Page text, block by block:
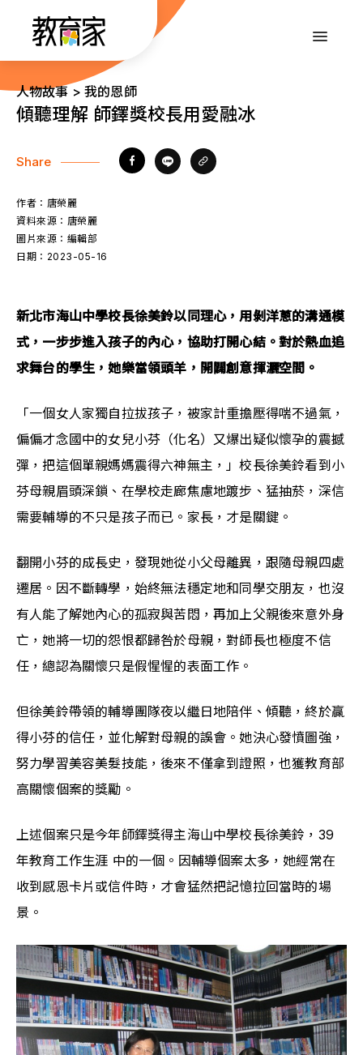
內
::: 人物故事 > 我的恩師
傾聽理解 師鐸獎校長用愛融冰
Share
作者： 唐榮麗
資料來源： 唐榮麗
圖片來源： 編輯部
日期： 2023-05-16
新北市海山中學校長徐美鈴以同理心，用剝洋蔥的溝通模
式，一步步進入孩子的內心，協助打開心結。對於熱血追
求舞台的學生，她樂當領頭羊，開闢創意揮灑空間。
「一個女人家獨自拉拔孩子，被家計重擔壓得喘不過氣，
偏偏才念國中的女兒小芬（化名）又爆出疑似懷孕的震撼
彈，把這個單親媽媽震得六神無主，」校長徐美鈴看到小
芬母親眉頭深鎖、在學校走廊焦慮地踱步、猛抽菸，深信
需要輔導的不只是孩子而已。家長，才是關鍵。
翻開小芬的成長史，發現她從小父母離異，跟隨母親四處
遷居。因不斷轉學，始終無法穩定地和同學交朋友，也沒
有人能了解她內心的孤寂與苦悶，再加上父親後來意外身
亡，她將一切的怨恨都歸咎於母親，對師長也極度不信
任，總認為關懷只是假惺惺的表面工作。
但徐美鈴帶領的輔導團隊夜以繼日地陪伴、傾聽，終於贏
得小芬的信任，並化解對母親的誤會。她決心發憤圖強，
努力學習美容美髮技能，後來不僅拿到證照，也獲教育部
高關懷個案的獎勵。
上述個案只是今年師鐸獎得主海山中學校長徐美鈴，39
年教育工作生涯 中的一個。因輔導個案太多，她經常在
收到感恩卡片或信件時，才會猛然把記憶拉回當時的場
景。